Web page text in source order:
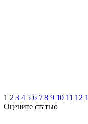
1 2 3 4 5 6 7 8 9 10 11 12
Оцените статью